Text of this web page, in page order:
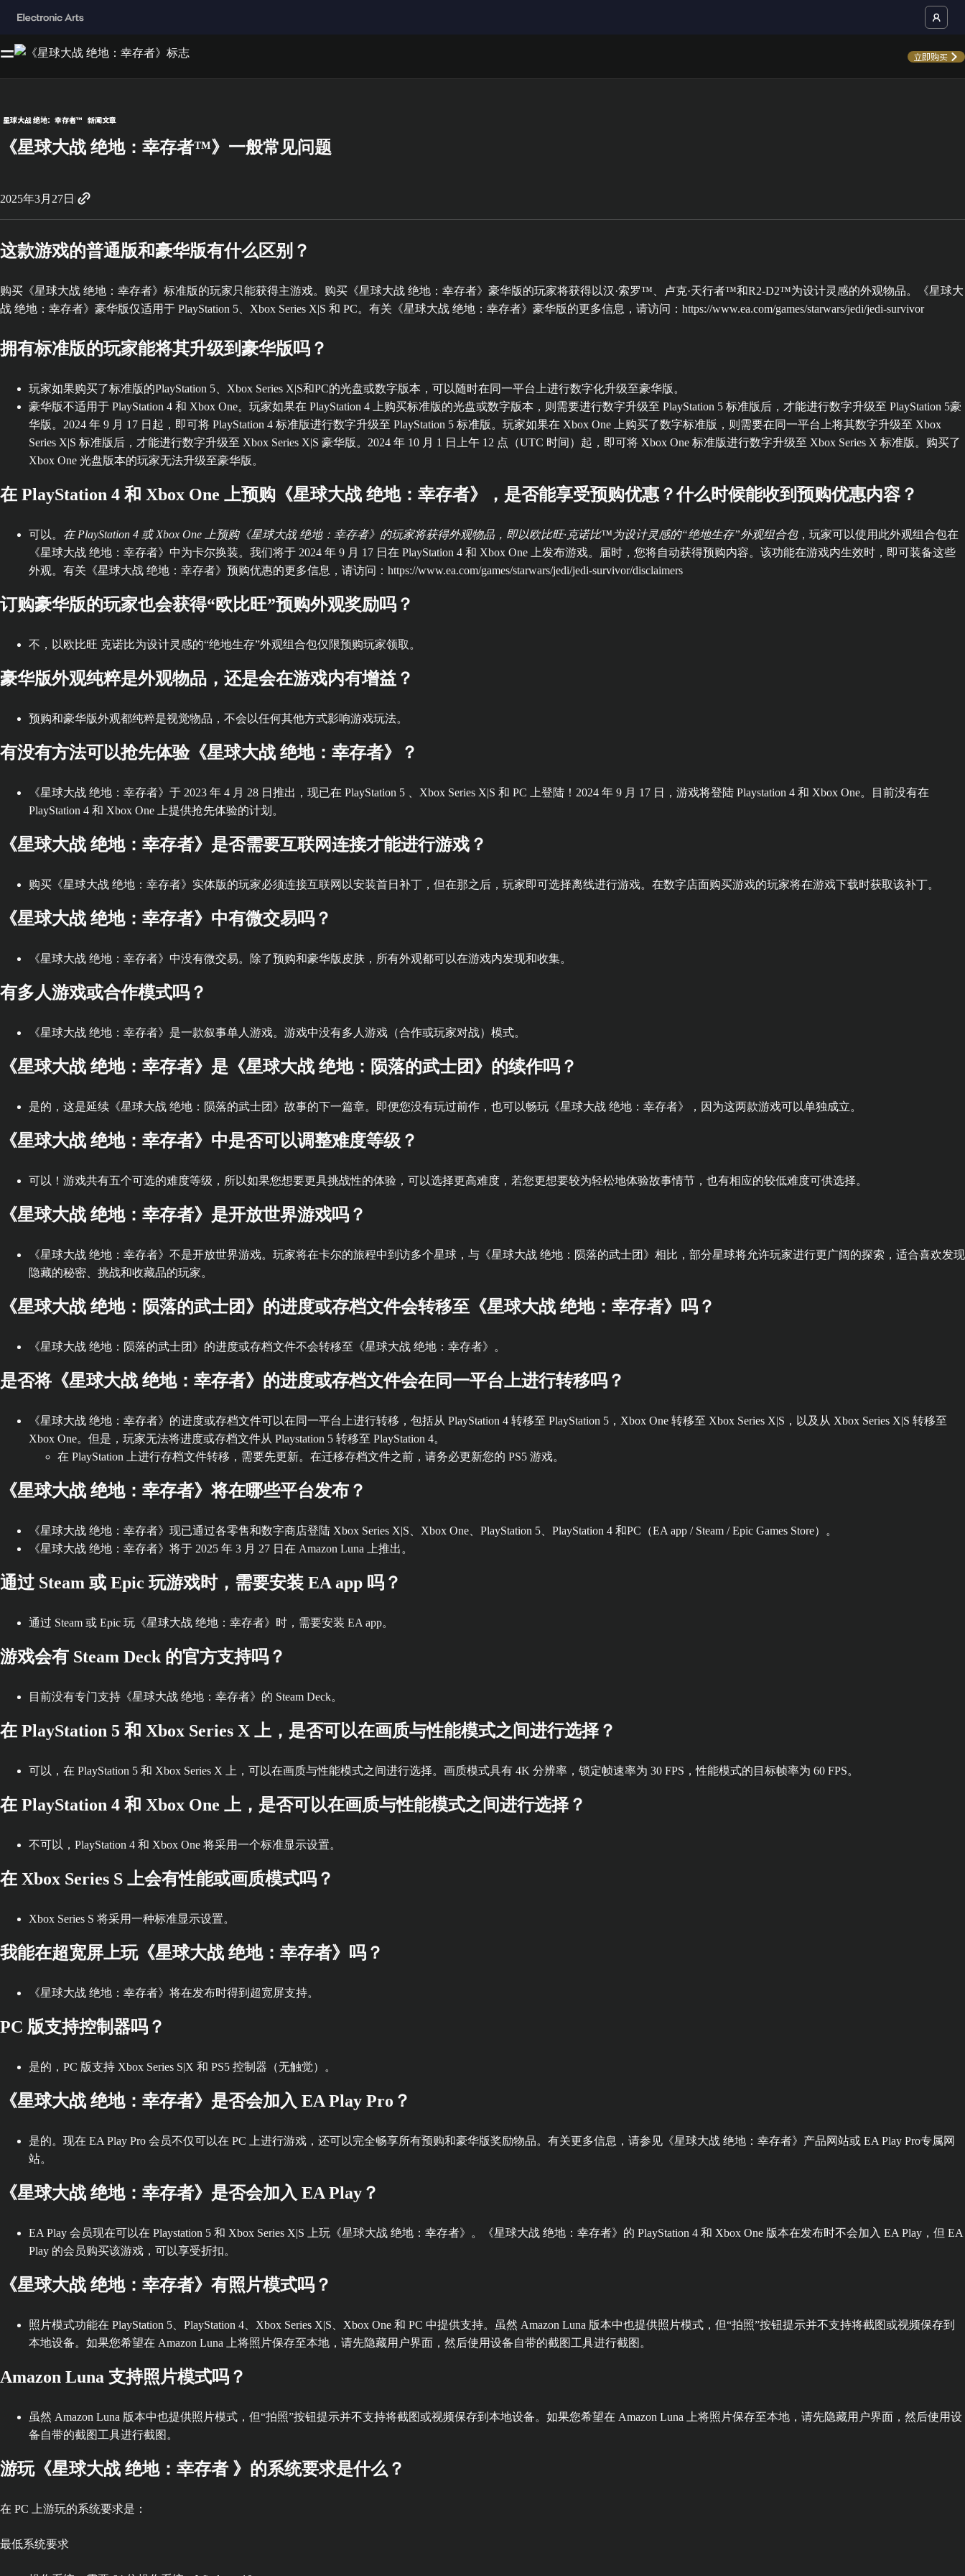
立即购买
星球大战 绝地：幸存者™ 新闻文章
《星球大战 绝地：幸存者™》一般常见问题
2025年3月27日
这款游戏的普通版和豪华版有什么区别？
购买《星球大战 绝地：幸存者》标准版的玩家只能获得主游戏。购买《星球大战 绝地：幸存者》豪华版的玩家将获得以汉·索罗™、卢克·天行者™和R2-D2™为设计灵感的外观物品。《星球大
战 绝地：幸存者》豪华版仅适用于 PlayStation 5、Xbox Series X|S 和 PC。有关《星球大战 绝地：幸存者》豪华版的更多信息，请访问：https://www.ea.com/games/starwars/jedi/jedi-survivor
拥有标准版的玩家能将其升级到豪华版吗？
玩家如果购买了标准版的PlayStation 5、Xbox Series X|S和PC的光盘或数字版本，可以随时在同一平台上进行数字化升级至豪华版。
豪华版不适用于 PlayStation 4 和 Xbox One。玩家如果在 PlayStation 4 上购买标准版的光盘或数字版本，则需要进行数字升级至 PlayStation 5 标准版后，才能进行数字升级至 PlayStation 5豪
华版。2024 年 9 月 17 日起，即可将 PlayStation 4 标准版进行数字升级至 PlayStation 5 标准版。玩家如果在 Xbox One 上购买了数字标准版，则需要在同一平台上将其数字升级至 Xbox
Series X|S 标准版后，才能进行数字升级至 Xbox Series X|S 豪华版。2024 年 10 月 1 日上午 12 点（UTC 时间）起，即可将 Xbox One 标准版进行数字升级至 Xbox Series X 标准版。购买了
Xbox One 光盘版本的玩家无法升级至豪华版。
在 PlayStation 4 和 Xbox One 上预购《星球大战 绝地：幸存者》，是否能享受预购优惠？什么时候能收到预购优惠内容？
可以。 在 PlayStation 4 或 Xbox One 上预购《星球大战 绝地：幸存者》的玩家将获得外观物品，即以欧比旺·克诺比™为设计灵感的“绝地生存”外观组合包，玩家可以使用此外观组合包在
《星球大战 绝地：幸存者》中为卡尔换装。我们将于 2024 年 9 月 17 日在 PlayStation 4 和 Xbox One 上发布游戏。届时，您将自动获得预购内容。该功能在游戏内生效时，即可装备这些
外观。有关《星球大战 绝地：幸存者》预购优惠的更多信息，请访问：https://www.ea.com/games/starwars/jedi/jedi-survivor/disclaimers
订购豪华版的玩家也会获得“欧比旺”预购外观奖励吗？
不，以欧比旺 克诺比为设计灵感的“绝地生存”外观组合包仅限预购玩家领取。
豪华版外观纯粹是外观物品，还是会在游戏内有增益？
预购和豪华版外观都纯粹是视觉物品，不会以任何其他方式影响游戏玩法。
有没有方法可以抢先体验《星球大战 绝地：幸存者》？
《星球大战 绝地：幸存者》于 2023 年 4 月 28 日推出，现已在 PlayStation 5 、Xbox Series X|S 和 PC 上登陆！2024 年 9 月 17 日，游戏将登陆 Playstation 4 和 Xbox One。目前没有在
PlayStation 4 和 Xbox One 上提供抢先体验的计划。
《星球大战 绝地：幸存者》是否需要互联网连接才能进行游戏？
购买《星球大战 绝地：幸存者》实体版的玩家必须连接互联网以安装首日补丁，但在那之后，玩家即可选择离线进行游戏。在数字店面购买游戏的玩家将在游戏下载时获取该补丁。
《星球大战 绝地：幸存者》中有微交易吗？
《星球大战 绝地：幸存者》中没有微交易。除了预购和豪华版皮肤，所有外观都可以在游戏内发现和收集。
有多人游戏或合作模式吗？
《星球大战 绝地：幸存者》是一款叙事单人游戏。游戏中没有多人游戏（合作或玩家对战）模式。
《星球大战 绝地：幸存者》是《星球大战 绝地：陨落的武士团》的续作吗？
是的，这是延续《星球大战 绝地：陨落的武士团》故事的下一篇章。即便您没有玩过前作，也可以畅玩《星球大战 绝地：幸存者》，因为这两款游戏可以单独成立。
《星球大战 绝地：幸存者》中是否可以调整难度等级？
可以！游戏共有五个可选的难度等级，所以如果您想要更具挑战性的体验，可以选择更高难度，若您更想要较为轻松地体验故事情节，也有相应的较低难度可供选择。
《星球大战 绝地：幸存者》是开放世界游戏吗？
《星球大战 绝地：幸存者》不是开放世界游戏。玩家将在卡尔的旅程中到访多个星球，与《星球大战 绝地：陨落的武士团》相比，部分星球将允许玩家进行更广阔的探索，适合喜欢发现
隐藏的秘密、挑战和收藏品的玩家。
《星球大战 绝地：陨落的武士团》的进度或存档文件会转移至《星球大战 绝地：幸存者》吗？
《星球大战 绝地：陨落的武士团》的进度或存档文件不会转移至《星球大战 绝地：幸存者》。
是否将《星球大战 绝地：幸存者》的进度或存档文件会在同一平台上进行转移吗？
《星球大战 绝地：幸存者》的进度或存档文件可以在同一平台上进行转移，包括从 PlayStation 4 转移至 PlayStation 5，Xbox One 转移至 Xbox Series X|S，以及从 Xbox Series X|S 转移至
Xbox One。但是，玩家无法将进度或存档文件从 Playstation 5 转移至 PlayStation 4。
在 PlayStation 上进行存档文件转移，需要先更新。在迁移存档文件之前，请务必更新您的 PS5 游戏。
《星球大战 绝地：幸存者》将在哪些平台发布？
《星球大战 绝地：幸存者》现已通过各零售和数字商店登陆 Xbox Series X|S、Xbox One、PlayStation 5、PlayStation 4 和PC（EA app / Steam / Epic Games Store）。
《星球大战 绝地：幸存者》将于 2025 年 3 月 27 日在 Amazon Luna 上推出。
通过 Steam 或 Epic 玩游戏时，需要安装 EA app 吗？
通过 Steam 或 Epic 玩《星球大战 绝地：幸存者》时，需要安装 EA app。
游戏会有 Steam Deck 的官方支持吗？
目前没有专门支持《星球大战 绝地：幸存者》的 Steam Deck。
在 PlayStation 5 和 Xbox Series X 上，是否可以在画质与性能模式之间进行选择？
可以，在 PlayStation 5 和 Xbox Series X 上，可以在画质与性能模式之间进行选择。画质模式具有 4K 分辨率，锁定帧速率为 30 FPS，性能模式的目标帧率为 60 FPS。
在 PlayStation 4 和 Xbox One 上，是否可以在画质与性能模式之间进行选择？
不可以，PlayStation 4 和 Xbox One 将采用一个标准显示设置。
在 Xbox Series S 上会有性能或画质模式吗？
Xbox Series S 将采用一种标准显示设置。
我能在超宽屏上玩《星球大战 绝地：幸存者》吗？
《星球大战 绝地：幸存者》将在发布时得到超宽屏支持。
PC 版支持控制器吗？
是的，PC 版支持 Xbox Series S|X 和 PS5 控制器（无触觉）。
《星球大战 绝地：幸存者》是否会加入 EA Play Pro？
是的。现在 EA Play Pro 会员不仅可以在 PC 上进行游戏，还可以完全畅享所有预购和豪华版奖励物品。有关更多信息，请参见《星球大战 绝地：幸存者》产品网站或 EA Play Pro专属网
站。
《星球大战 绝地：幸存者》是否会加入 EA Play？
EA Play 会员现在可以在 Playstation 5 和 Xbox Series X|S 上玩《星球大战 绝地：幸存者》。《星球大战 绝地：幸存者》的 PlayStation 4 和 Xbox One 版本在发布时不会加入 EA Play，但 EA
Play 的会员购买该游戏，可以享受折扣。
《星球大战 绝地：幸存者》有照片模式吗？
照片模式功能在 PlayStation 5、PlayStation 4、Xbox Series X|S、Xbox One 和 PC 中提供支持。虽然 Amazon Luna 版本中也提供照片模式，但“拍照”按钮提示并不支持将截图或视频保存到
本地设备。如果您希望在 Amazon Luna 上将照片保存至本地，请先隐藏用户界面，然后使用设备自带的截图工具进行截图。
Amazon Luna 支持照片模式吗？
虽然 Amazon Luna 版本中也提供照片模式，但“拍照”按钮提示并不支持将截图或视频保存到本地设备。如果您希望在 Amazon Luna 上将照片保存至本地，请先隐藏用户界面，然后使用设
备自带的截图工具进行截图。
游玩《星球大战 绝地：幸存者 》的系统要求是什么？
在 PC 上游玩的系统要求是：
最低系统要求